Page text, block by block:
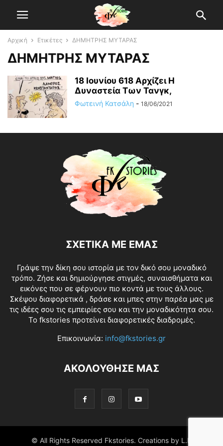
Αρχική Ετικέτες ΔΗΜΗΤΡΗΣ ΜΥΤΑΡΑΣ
ΔΗΜΗΤΡΗΣ ΜΥΤΑΡΑΣ
18 Ιουνίου 618 Αρχίζει H
Δυναστεία Tων Τανγκ,
Φωτεινή Κατσάλη - 18/06/2021
ΣΧΕΤΙΚΑ ΜΕ ΕΜΑΣ
Γράψε την δίκη σου ιστορία με τον δικό σου μοναδικό
τρόπο. Ζήσε και δημιούργησε στιγμές, συναισθήματα και
εικόνες που σε φέρνουν πιο κοντά με τους άλλους.
Σκέψου διαφορετικά , δράσε και μπες στην παρέα μας με
τις ιδέες σου τις εμπειρίες σου και την μοναδικότητα σου.
Το fkstories προτείνει διαφορετικές διαδρομές.
Επικοινωνία: info@fkstories.gr
ΑΚΟΛΟΥΘΗΣΕ ΜΑΣ
© All Rights Reserved Fkstories. Creations by L.K